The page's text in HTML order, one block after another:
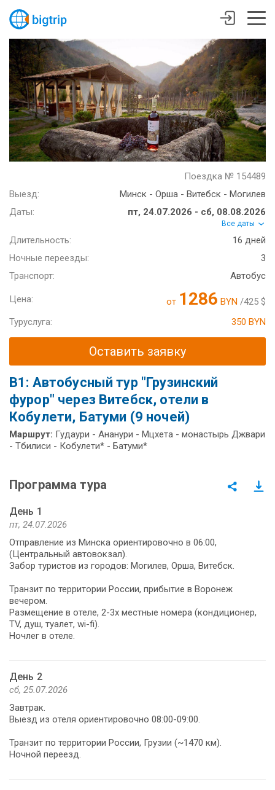
Поездка № 154489
Выезд:
Минск - Орша - Витебск - Могилев
Даты:
пт, 24.07.2026 - сб, 08.08.2026
Все даты
Длительность:
16 дней
Ночные переезды:
3
Транспорт:
Автобус
Цена: от 1286 BYN /425 $
Туруслуга:
350 BYN
Оставить заявку
В1: Автобусный тур "Грузинский
фурор" через Витебск, отели в
Кобулети, Батуми (9 ночей)
Маршрут: Гудаури - Ананури - Мцхета - монастырь Джвари
- Тбилиси - Кобулети* - Батуми*
Программа тура
День 1
пт, 24.07.2026
Отправление из Минска ориентировочно в 06:00,
(Центральный автовокзал).
Забор туристов из городов: Могилев, Орша, Витебск.
Транзит по территории России, прибытие в Воронеж
вечером.
Размещение в отеле, 2-3х местные номера (кондиционер,
TV, душ, туалет, wi-fi).
Ночлег в отеле.
День 2
сб, 25.07.2026
Завтрак.
Выезд из отеля ориентировочно 08:00-09:00.
Транзит по территории России, Грузии (~1470 км).
Ночной переезд.